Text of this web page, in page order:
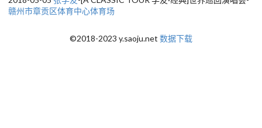
赣州市章贡区体育中心体育场
©2018-2023 y.saoju.net 数据下载